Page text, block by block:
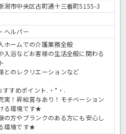
潟市中央区古町通十三番町5155-3
ヘルパー
ホームでの介護業務全般
入浴などお客様の生活全般に関わる
とのレクリエーションなど
すすめポイント.・*・.
実！昇給賞与あり！モチベーション
る環境です★
の方やブランクのある方にも安心し
環境です★